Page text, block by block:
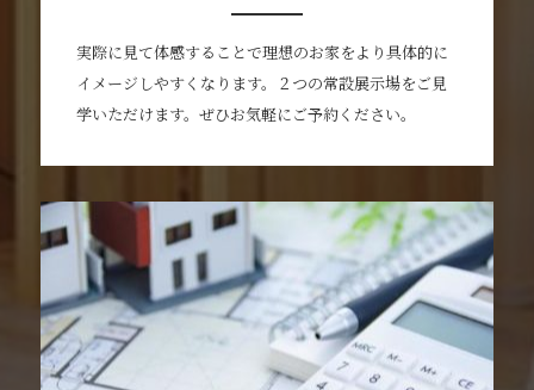
実際に見て体感することで理想のお家をより具体的に
イメージしやすくなります。２つの常設展示場をご見
学いただけます。ぜひお気軽にご予約ください。